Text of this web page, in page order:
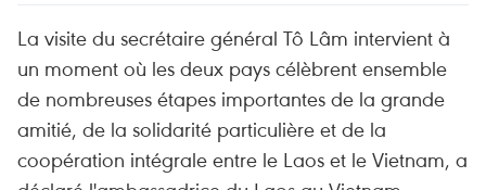
La visite du secrétaire général Tô Lâm intervient à
un moment où les deux pays célèbrent ensemble
de nombreuses étapes importantes de la grande
amitié, de la solidarité particulière et de la
coopération intégrale entre le Laos et le Vietnam, a